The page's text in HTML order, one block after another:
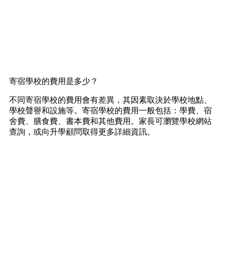
寄宿學校的費用是多少？
不同寄宿學校的費用會有差異，其因素取決於學校地點、
學校聲譽和設施等。寄宿學校的費用一般包括：學費、宿
舍費、膳食費、書本費和其他費用。家長可瀏覽學校網站
查詢，或向升學顧問取得更多詳細資訊。